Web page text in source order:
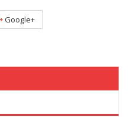
Google+